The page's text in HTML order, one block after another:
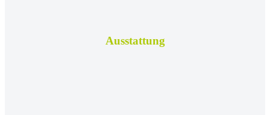
Ausstattung